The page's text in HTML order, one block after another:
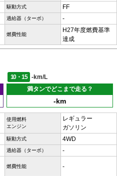
駆動方式 FF
過給器（ターボ） -
燃費性能
H27年度燃費基準
達成
10・15
-km/L
満タンでどこまで走る？
-km
使用燃料
エンジン
レギュラー
ガソリン
駆動方式 4WD
過給器（ターボ） -
燃費性能 -